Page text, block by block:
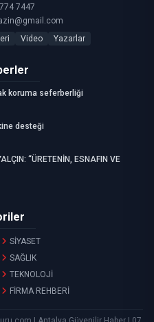
7447
Video Yazarlar
koruma seferberliği
desteği
“ÜRETENİN, ESNAFIN VE
SİYASET
SAĞLIK
TEKNOLOJİ
FİRMA REHBERİ